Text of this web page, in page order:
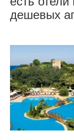
дешевых